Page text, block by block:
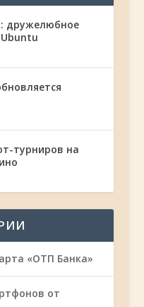
дружелюбное
турниров на
«ОТП Банка»
от